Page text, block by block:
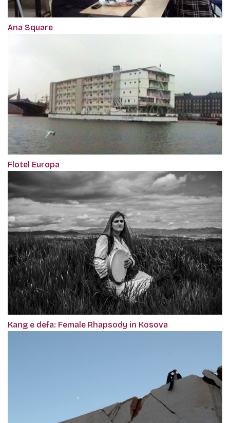
Ana Square
Flotel Europa
Kang e defa: Female Rhapsody in Kosova